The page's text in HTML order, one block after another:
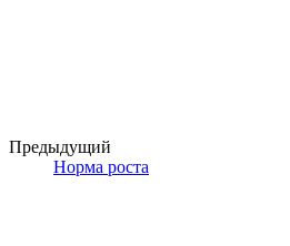
Предыдущий
Норма роста